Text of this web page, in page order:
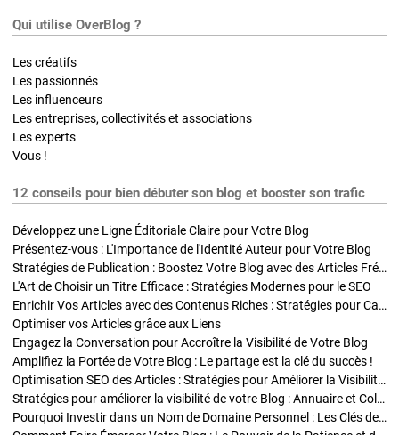
Qui utilise OverBlog ?
Les créatifs
Les passionnés
Les influenceurs
Les entreprises, collectivités et associations
Les experts
Vous !
12 conseils pour bien débuter son blog et booster son trafic
Développez une Ligne Éditoriale Claire pour Votre Blog
Présentez-vous : L'Importance de l'Identité Auteur pour Votre Blog
Stratégies de Publication : Boostez Votre Blog avec des Articles Fréquents et Exclusifs
L'Art de Choisir un Titre Efficace : Stratégies Modernes pour le SEO
Enrichir Vos Articles avec des Contenus Riches : Stratégies pour Captiver et Optimiser
Optimiser vos Articles grâce aux Liens
Engagez la Conversation pour Accroître la Visibilité de Votre Blog
Amplifiez la Portée de Votre Blog : Le partage est la clé du succès !
Optimisation SEO des Articles : Stratégies pour Améliorer la Visibilité de Votre Blog
Stratégies pour améliorer la visibilité de votre Blog : Annuaire et Collaborations
Pourquoi Investir dans un Nom de Domaine Personnel : Les Clés de la Réussite de Votre Blog